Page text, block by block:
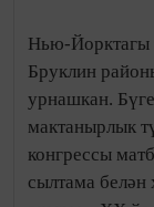
Нью-Йорктагы
Бруклин
урнашкан.
мактанырлык
конгрессы
сылтама белән